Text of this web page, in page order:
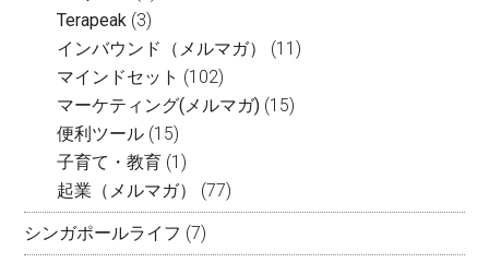
Terapeak (3)
インバウンド（メルマガ）
(11)
マインドセット (102)
マーケティング(メルマガ) (15)
便利ツール (15)
子育て・教育 (1)
起業（メルマガ）
(77)
シンガポールライフ (7)